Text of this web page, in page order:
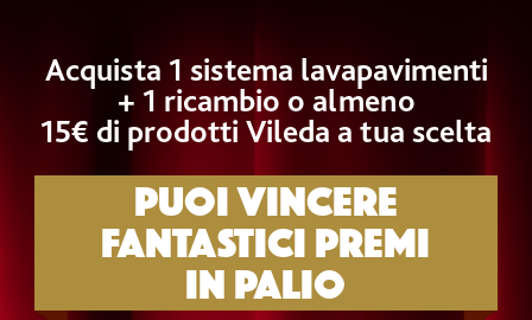
Acquista 1 sistema lavapavimenti
+ 1 ricambio o almeno
15€ di prodotti Vileda a tua scelta
PUOI VINCERE
FANTASTICI PREMI
IN PALIO